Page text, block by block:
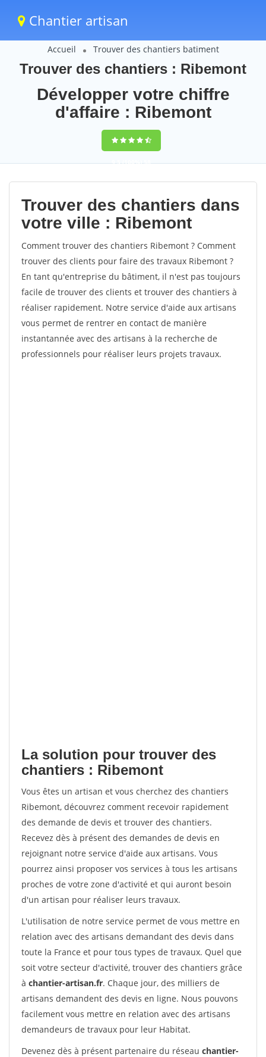
Chantier artisan
Accueil Trouver des chantiers batiment
Trouver des chantiers : Ribemont
Développer votre chiffre
d'affaire : Ribemont
9,5(100%)58
votes
Trouver des chantiers dans
votre ville : Ribemont
Comment trouver des chantiers Ribemont ? Comment
trouver des clients pour faire des travaux Ribemont ?
En tant qu'entreprise du bâtiment, il n'est pas toujours
facile de trouver des clients et trouver des chantiers à
réaliser rapidement. Notre service d'aide aux artisans
vous permet de rentrer en contact de manière
instantannée avec des artisans à la recherche de
professionnels pour réaliser leurs projets travaux.
La solution pour trouver des
chantiers : Ribemont
Vous êtes un artisan et vous cherchez des chantiers
Ribemont, découvrez comment recevoir rapidement
des demande de devis et trouver des chantiers.
Recevez dès à présent des demandes de devis en
rejoignant notre service d'aide aux artisans. Vous
pourrez ainsi proposer vos services à tous les artisans
proches de votre zone d'activité et qui auront besoin
d'un artisan pour réaliser leurs travaux.
L'utilisation de notre service permet de vous mettre en
relation avec des artisans demandant des devis dans
toute la France et pour tous types de travaux. Quel que
soit votre secteur d'activité, trouver des chantiers grâce
à chantier-artisan.fr. Chaque jour, des milliers de
artisans demandent des devis en ligne. Nous pouvons
facilement vous mettre en relation avec des artisans
demandeurs de travaux pour leur Habitat.
Devenez dès à présent partenaire du réseau chantier-